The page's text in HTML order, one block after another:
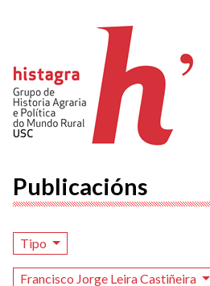
Publicacións
Tipo
Francisco Jorge Leira Castiñeira